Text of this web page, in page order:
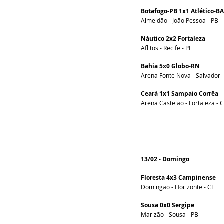
Botafogo-PB 1x1 Atlético-BA
Almeidão - João Pessoa - PB
Náutico 2x2 Fortaleza
Aflitos - Recife - PE
Bahia 5x0 Globo-RN
Arena Fonte Nova - Salvador
Ceará 1x1 Sampaio Corrêa
Arena Castelão - Fortaleza -
13/02 - Domingo
Floresta 4x3 Campinense
Domingão - Horizonte - CE
Sousa 0x0 Sergipe
Marizão - Sousa - PB